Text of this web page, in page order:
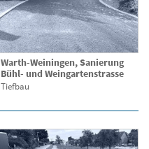
Warth-Weiningen, Sanierung
Bühl- und Weingartenstrasse
Tiefbau